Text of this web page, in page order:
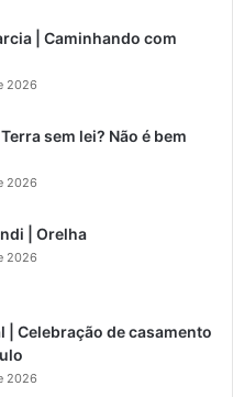
| Caminhando com
2026
sem lei? Não é bem
2026
| Orelha
2026
| Celebração de casamento
2026